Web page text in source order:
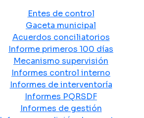
Entes de control
Gaceta municipal
Acuerdos conciliatorios
Informe primeros 100 días
Mecanismo supervisión
Informes control interno
Informes de interventoría
Informes PQRSDF
Informes de gestión